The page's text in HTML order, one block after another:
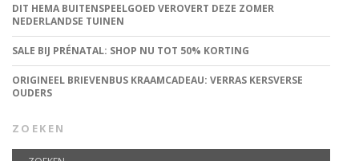
DIT HEMA BUITENSPEELGOED VEROVERT DEZE ZOMER
NEDERLANDSE TUINEN
SALE BIJ PRÉNATAL: SHOP NU TOT 50% KORTING
ORIGINEEL BRIEVENBUS KRAAMCADEAU: VERRAS KERSVERSE
OUDERS
ZOEKEN